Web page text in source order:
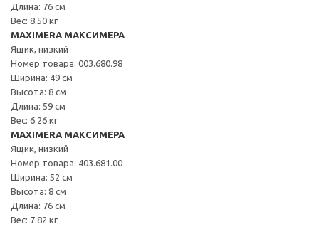
Длина: 76 см
Вес: 8.50 кг
MAXIMERA МАКСИМЕРА
Ящик, низкий
Номер товара: 003.680.98
Ширина: 49 см
Высота: 8 см
Длина: 59 см
Вес: 6.26 кг
MAXIMERA МАКСИМЕРА
Ящик, низкий
Номер товара: 403.681.00
Ширина: 52 см
Высота: 8 см
Длина: 76 см
Вес: 7.82 кг